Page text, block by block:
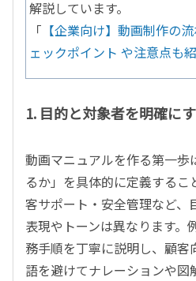
解説しています。
「 【企業向け】動画制作の
ェックポイント や注意点も
1. 目的と対象者を明確に
動画マニュアルを作る第一歩
るか」を具体的に定義するこ
客サポート・安全管理など、
表現やトーンは異なります。
務手順を丁寧に説明し、顧
語を避けてナレーションや